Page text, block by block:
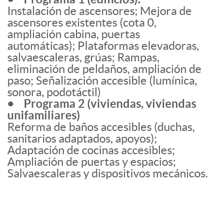
Instalación de ascensores; Mejora de
ascensores existentes (cota 0,
ampliación cabina, puertas
automáticas); Plataformas elevadoras,
salvaescaleras, grúas; Rampas,
eliminación de peldaños, ampliación de
paso; Señalización accesible (lumínica,
sonora, podotáctil)
• Programa 2 (viviendas, viviendas
unifamiliares)
Reforma de baños accesibles (duchas,
sanitarios adaptados, apoyos);
Adaptación de cocinas accesibles;
Ampliación de puertas y espacios;
Salvaescaleras y dispositivos mecánicos.